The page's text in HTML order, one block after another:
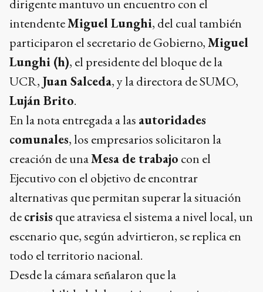
dirigente mantuvo un encuentro con el
intendenteMiguel Lunghi, del cual también
participaron el secretario de Gobierno,Miguel
Lunghi (h), el presidente del bloque de la
UCR, Juan Salceda, y la directora de SUMO,
Luján Brito.
En la nota entregada a las autoridades
comunales, los empresarios solicitaron la
creación de unaMesa de trabajo con el
Ejecutivo con el objetivo de encontrar
alternativas que permitan superar la situación
decrisis que atraviesa el sistema a nivel local, un
escenario que, según advirtieron, se replica en
todo el territorio nacional.
Desde la cámara señalaron que la